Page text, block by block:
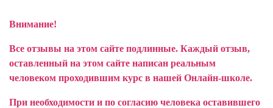
Внимание!
Все отзывы на этом сайте подлинные. Каждый отзыв,
оставленный на этом сайте написан реальным
человеком проходившим курс в нашей Онлайн-школе.
При необходимости и по согласию человека оставившего